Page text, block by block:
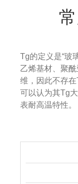
Tg的定义是“玻
乙烯基材、聚
维，因此不存
可以认为其Tg
表耐高温特性。